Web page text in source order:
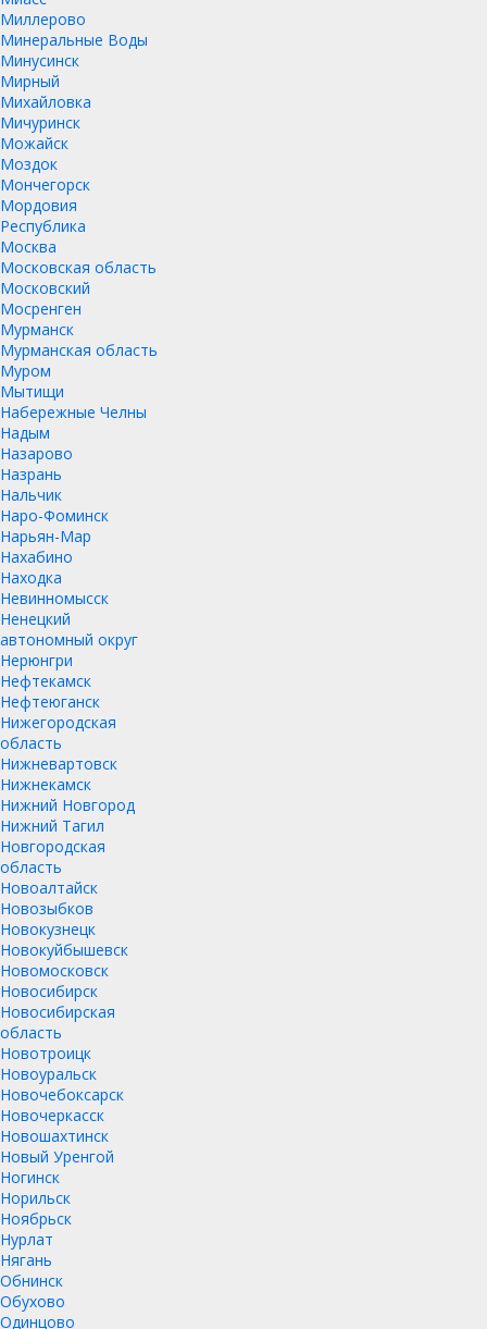
Миллерово
Минеральные Воды
Минусинск
Мирный
Михайловка
Мичуринск
Можайск
Моздок
Мончегорск
Мордовия
Республика
Москва
Московская область
Московский
Мосренген
Мурманск
Мурманская область
Муром
Мытищи
Набережные Челны
Надым
Назарово
Назрань
Нальчик
Наро-Фоминск
Нарьян-Мар
Нахабино
Находка
Невинномысск
Ненецкий
автономный округ
Нерюнгри
Нефтекамск
Нефтеюганск
Нижегородская
область
Нижневартовск
Нижнекамск
Нижний Новгород
Нижний Тагил
Новгородская
область
Новоалтайск
Новозыбков
Новокузнецк
Новокуйбышевск
Новомосковск
Новосибирск
Новосибирская
область
Новотроицк
Новоуральск
Новочебоксарск
Новочеркасск
Новошахтинск
Новый Уренгой
Ногинск
Норильск
Ноябрьск
Нурлат
Нягань
Обнинск
Обухово
Одинцово